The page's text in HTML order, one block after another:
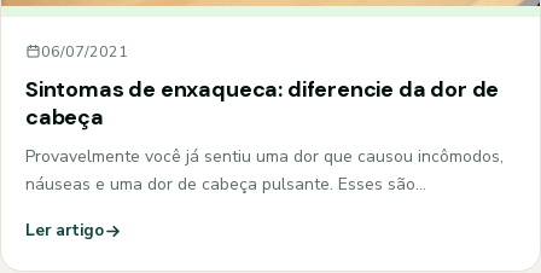
06/07/2021
Sintomas de enxaqueca: diferencie da dor de
cabeça
Provavelmente você já sentiu uma dor que causou incômodos,
náuseas e uma dor de cabeça pulsante. Esses são…
Ler artigo